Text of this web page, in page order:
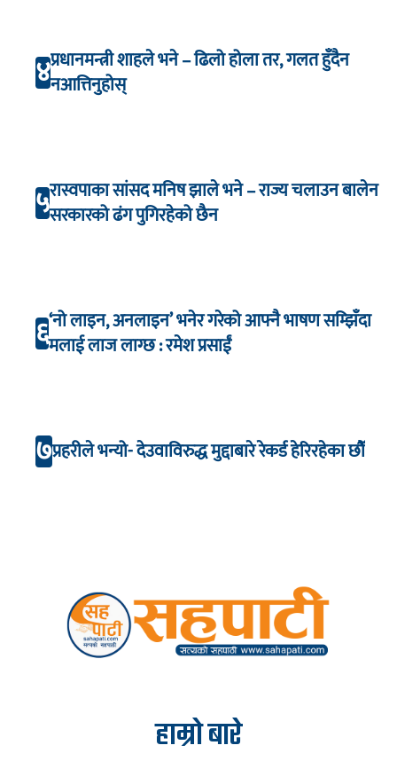
४प्रधानमन्त्री शाहले भने – ढिलो होला तर, गलत हुँदैन
नआत्तिनुहोस्
५रास्वपाका सांसद मनिष झाले भने – राज्य चलाउन बालेन
सरकारको ढंग पुगिरहेको छैन
६‘नो लाइन, अनलाइन’ भनेर गरेको आफ्नै भाषण सम्झिँदा
मलाई लाज लाग्छ : रमेश प्रसाईं
७प्रहरीले भन्यो- देउवाविरुद्ध मुद्दाबारे रेकर्ड हेरिरहेका छौँ
हाम्रो बारे